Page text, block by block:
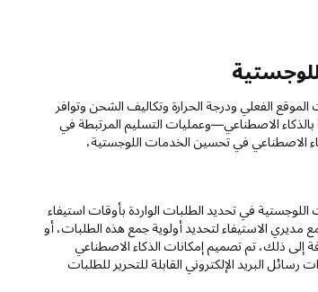
الفعلي ودرجة الحرارة وتكاليف الشحن وتوافر
الاصطناعي—وعمليات التسليم المرتبطة في
الاصطناعي في تحسين الخدمات اللوجستية،
في تحديد الطلبات الواردة بأوقات استيفاء
الاستيفاء لتحديد أولوية جمع هذه الطلبات، أو
إلى ذلك، تم تصميم إمكانات الذكاء الاصطناعي
البريد الإلكتروني القابلة للتحرير للطلبات